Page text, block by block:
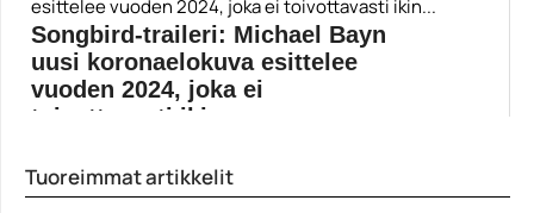
Miten suomalaisesta maajoukkuetason koripalloilijasta
tuli uusien Star Wars...
Chewbacca
Songbird-traileri: Michael Bayn
uusi koronaelokuva esittelee
vuoden 2024, joka ei
toivottavasti ikin...
huomattavasti vaarallisemmasta...
Tuoreimmat artikkelit